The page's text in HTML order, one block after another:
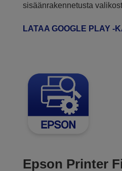
sisäänrakennetusta
LATAA GOOGLE PLAY -
Epson Printer